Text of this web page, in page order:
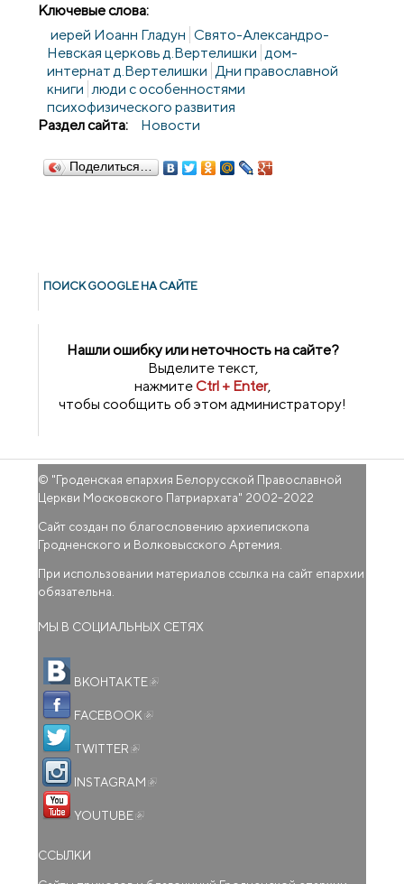
Ключевые слова:
иерей Иоанн Гладун Свято-Александро-
Невская церковь д.Вертелишки дом-
интернат д.Вертелишки Дни православной
книги люди с особенностями
психофизического развития
Раздел сайта:
Новости
Поделиться…
ПОИСК GOОGLE НА САЙТЕ
Нашли ошибку или неточность на сайте?
Выделите текст,
нажмитеCtrl + Enter,
чтобы сообщить об этом администратору!
© "Гроденская епархия Белорусской Православной
Церкви Московского Патриархата" 2002-2022
Сайт создан по благословению архиепископа
Гродненского и Волковысского Артемия.
При использовании материалов ссылка на сайт епархии
обязательна.
МЫ В СОЦИАЛЬНЫХ СЕТЯХ
ВКОНТАКТЕ
FACEBOOK
TWITTER
INSTAGRAM
YOUTUBE
ССЫЛКИ